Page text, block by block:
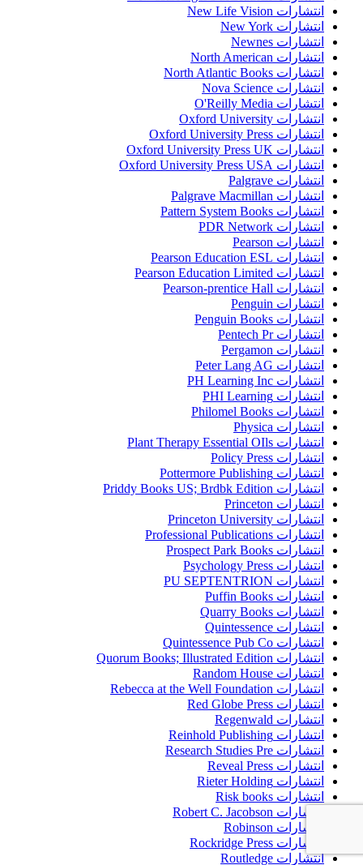
انتشارات New Life Vision
انتشارات New York
انتشارات Newnes
انتشارات North American
انتشارات North Atlantic Books
انتشارات Nova Science
انتشارات O'Reilly Media
انتشارات Oxford University
انتشارات Oxford University Press
انتشارات Oxford University Press UK
انتشارات Oxford University Press USA
انتشارات Palgrave
انتشارات Palgrave Macmillan
انتشارات Pattern System Books
انتشارات PDR Network
انتشارات Pearson
انتشارات Pearson Education ESL
انتشارات Pearson Education Limited
انتشارات Pearson-prentice Hall
انتشارات Penguin
انتشارات Penguin Books
انتشارات Pentech Pr
انتشارات Pergamon
انتشارات Peter Lang AG
انتشارات PH Learning Inc
انتشارات PHI Learning
انتشارات Philomel Books
انتشارات Physica
انتشارات Plant Therapy Essential OIls
انتشارات Policy Press
انتشارات Pottermore Publishing
انتشارات Priddy Books US; Brdbk Edition
انتشارات Princeton
انتشارات Princeton University
انتشارات Professional Publications
انتشارات Prospect Park Books
انتشارات Psychology Press
انتشارات PU SEPTENTRION
انتشارات Puffin Books
انتشارات Quarry Books
انتشارات Quintessence
انتشارات Quintessence Pub Co
انتشارات Quorum Books; Illustrated Edition
انتشارات Random House
انتشارات Rebecca at the Well Foundation
انتشارات Red Globe Press
انتشارات Regenwald
انتشارات Reinhold Publishing
انتشارات Research Studies Pre
انتشارات Reveal Press
انتشارات Rieter Holding
انتشارات Risk books
انتشارات Robert C. Jacobson
انتشارات Robinson
انتشارات Rockridge Press
انتشارات Routledge